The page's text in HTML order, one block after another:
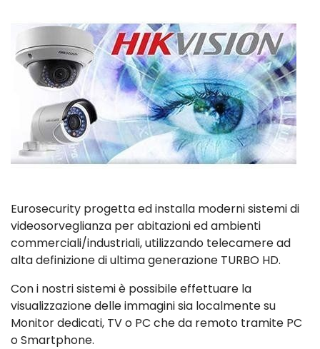
Eurosecurity progetta ed installa moderni sistemi di
videosorveglianza per abitazioni ed ambienti
commerciali/industriali, utilizzando telecamere ad
alta definizione di ultima generazione TURBO HD.
Con i nostri sistemi è possibile effettuare la
visualizzazione delle immagini sia localmente su
Monitor dedicati, TV o PC che da remoto tramite PC
o Smartphone.